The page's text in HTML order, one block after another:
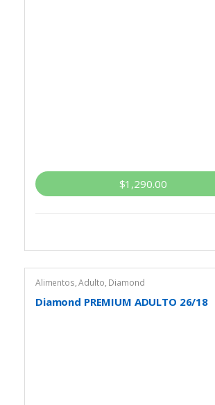
$1,290.00
Alimentos,Adulto, Diamond
Diamond PREMIUM ADULTO 26/18